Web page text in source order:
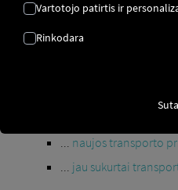
Ko reikia Order
Taigi, kad jūs Order
Sukurti transporto
... naujos transporto
... jau sukurtai
Vartotojo patirtis ir
Rinkodara